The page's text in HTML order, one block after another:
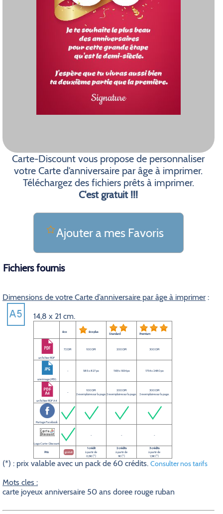
Carte-Discount vous propose de personnaliser
votre Carte d’anniversaire par âge à imprimer.
Téléchargez des fichiers prêts à imprimer.
C'est gratuit !!!
Ajouter a mes Favoris
Fichiers fournis
Dimensions de votre Carte d’anniversaire par âge à imprimer :
14,8 x 21 cm.
éco éco plus Standard Premium
un fichier PDF
72 DPI 100 DPI 200 DPI 300 DPI
une image JPEG
- 585 x 827 px 1169 x 1654 px 1754 x 2480 px
un fichier PDF A4
-
100 DPI
2 exemplaires sur la page.
200 DPI
2 exemplaires sur la page.
300 DPI
2 exemplaires sur la page.
Partage Facebook
Logo Carte-Discount
- - -
Prix gratuit
1 crédit
à partir de
0,5€ (*)
2 crédits
à partir de
1€ (*)
3 crédits
à partir de
1,5€ (*)
(*) : prix valable avec un pack de 60 crédits. Consulter nos tarifs
Mots cles :
carte joyeux anniversaire 50 ans doree rouge ruban